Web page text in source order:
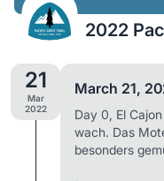
2022
21
Mar
2022
March 21,
Day 0, El Cajon to Campo
wach. Das
besonders